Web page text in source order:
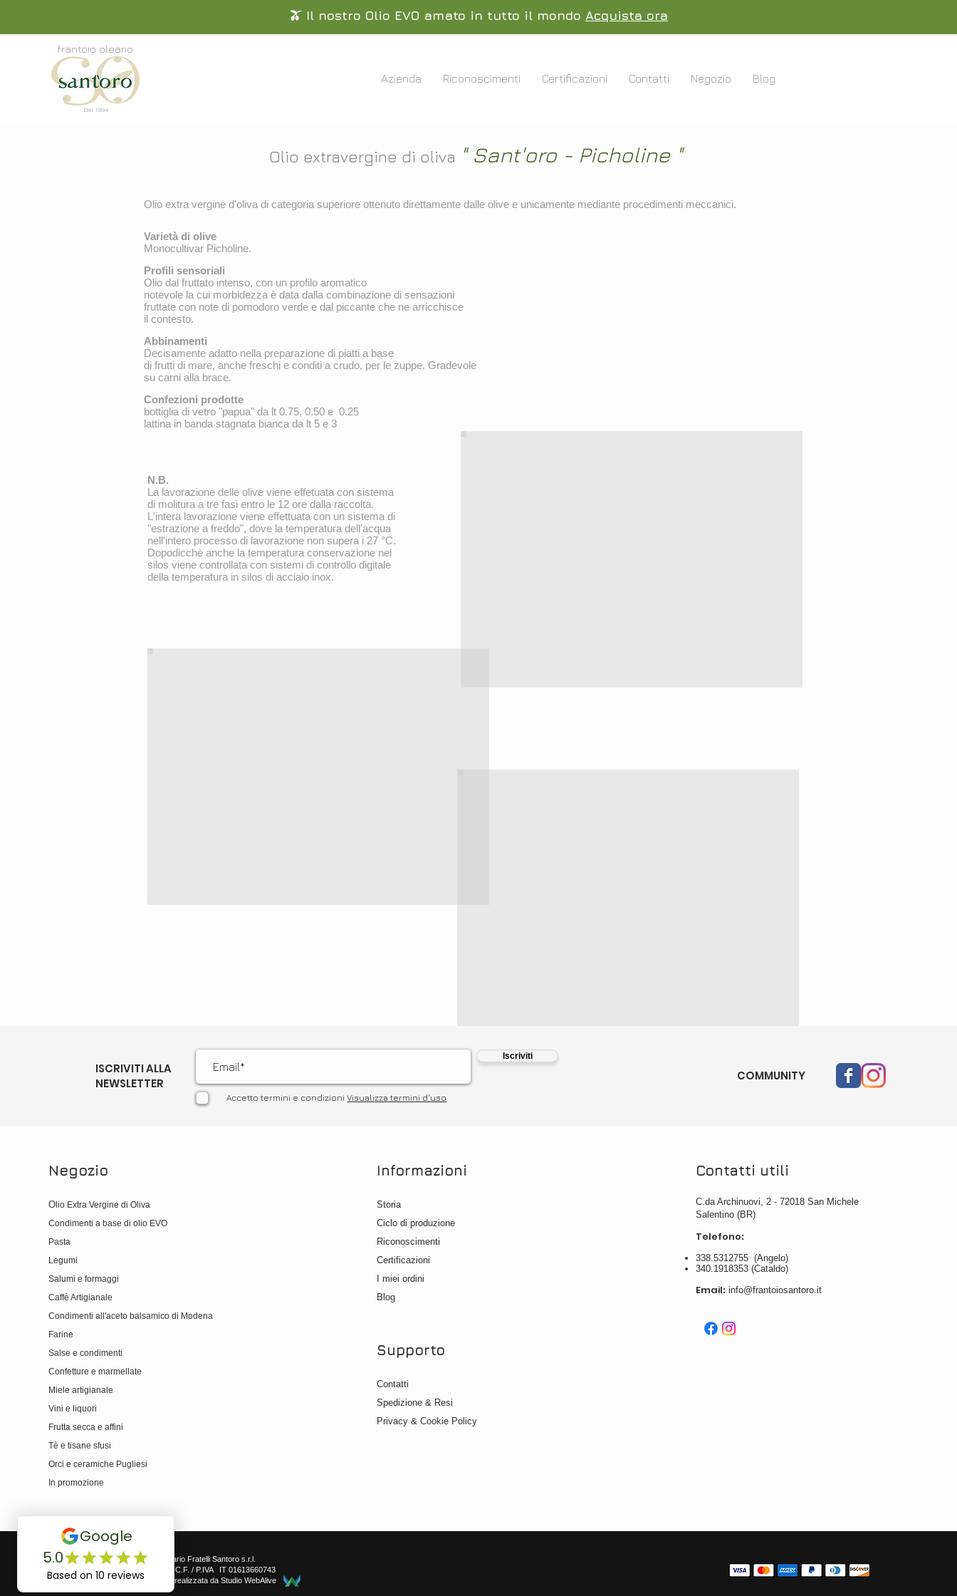
🫒 Il nostro Olio EVO amato in tutto il mondo Acquista ora
frantoio oleario
Dal 1994
Azienda Riconoscimenti Certificazioni Contatti Negozio Blog
Olio extravergine di oliva " Sant'oro - Picholine "
Olio extra vergine d'oliva di categoria superiore ottenuto direttamente dalle olive e unicamente mediante procedimenti meccanici.
Varietà di olive
Monocultivar Picholine.
Profili sensoriali
Olio dal fruttato intenso, con un profilo aromatico
notevole la cui morbidezza è data dalla combinazione di sensazioni
fruttate con note di pomodoro verde e dal piccante che ne arricchisce
il contesto.
Abbinamenti
Decisamente adatto nella preparazione di piatti a base
di frutti di mare, anche freschi e conditi a crudo, per le zuppe. Gradevole
su carni alla brace.
Confezioni prodotte
bottiglia di vetro "papua" da lt 0.75, 0.50 e 0.25
lattina in banda stagnata bianca da lt 5 e 3
N.B.
La lavorazione delle olive viene effetuata con sistema
di molitura a tre fasi entro le 12 ore dalla raccolta.
L'intera lavorazione viene effettuata con un sistema di
"estrazione a freddo", dove la temperatura dell'acqua
nell'intero processo di lavorazione non supera i 27 °C.
Dopodicchè anche la temperatura conservazione nei
silos viene controllata con sistemi di controllo digitale
della temperatura in silos di acciaio inox.
ISCRIVITI ALLA
NEWSLETTER
Iscriviti
Accetto termini e condizioni Visualizza termini d'uso
COMMUNITY
Negozio
Olio Extra Vergine di Oliva
Condimenti a base di olio EVO
Pasta
Legumi
Salumi e formaggi
Caffè Artigianale
Condimenti all'aceto balsamico di Modena
Farine
Salse e condimenti
Confetture e marmellate
Miele artigianale
Vini e liquori
Frutta secca e affini
Tè e tisane sfusi
Orci e ceramiche Pugliesi
In promozione
Informazioni
Storia
Ciclo di produzione
Riconoscimenti
Certificazioni
I miei ordini
Blog
Supporto
Contatti
Spedizione & Resi
Privacy & Cookie Policy
Contatti utili
C.da Archinuovi, 2 - 72018 San Michele
Salentino (BR)
Telefono:
338.5312755 (Angelo)
340.1918353 (Cataldo)
Email:info@frantoiosantoro.it
© 2023 Frantoio Oleario Fratelli Santoro s.r.l.
All Rights Reserved. C.F. / P.IVA IT 01613660743
Ottimizzazione SEO realizzata da Studio WebAlive